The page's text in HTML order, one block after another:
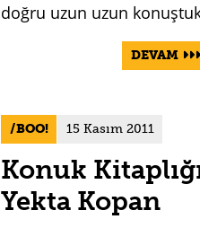
doğru uzun uzun
DEVAM 
BOO! 15 Kasım 2011
Konuk
Yekta Kopan